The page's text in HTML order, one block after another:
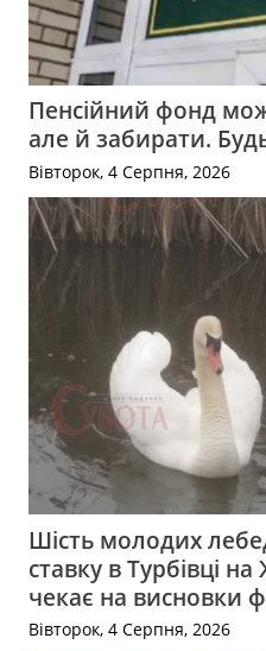
Пенсійний фонд
але й забирати.
Вівторок, 4 Серпня, 2026
Шість молодих
ставку в Турбівці
чекає на висновки
Вівторок, 4 Серпня, 2026